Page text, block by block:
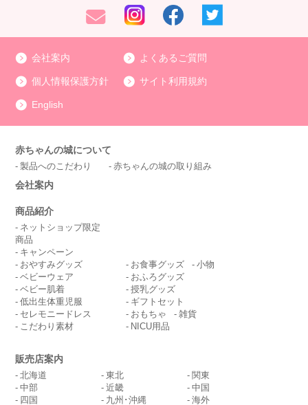
会社案内 よくあるご質問
個人情報保護方針 サイト利用規約
English
赤ちゃんの城について
製品へのこだわり 赤ちゃんの城の取り組み
会社案内
商品紹介
ネットショップ限定
商品
キャンペーン
おやすみグッズ
ベビーウェア
ベビー肌着
低出生体重児服
セレモニードレス
こだわり素材
お食事グッズ
小物
おふろグッズ
授乳グッズ
ギフトセット
おもちゃ
雑貨
NICU用品
販売店案内
北海道 東北
関東
中部
近畿
中国
四国
九州･沖縄 海外